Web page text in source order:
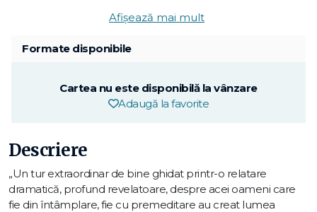
Afișează mai mult
Formate disponibile
Cartea nu este disponibilă la vânzare
Adaugă la favorite
Descriere
„Un tur extraordinar de bine ghidat printr-o relatare
dramatică, profund revelatoare, despre acei oameni care
fie din întâmplare, fie cu premeditare au creat lumea